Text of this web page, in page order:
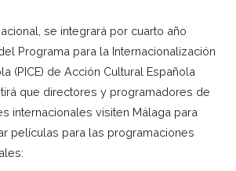
se integrará por cuarto año
Programa para la Internacionalización
(PICE) de Acción Cultural Española
que directores y programadores de
internacionales visiten Málaga para
películas para las programaciones